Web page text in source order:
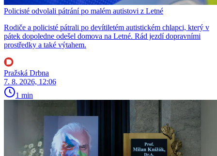
Policisté odvolali pátrání po malém autistovi z Letné
Rodiče a policisté pátrali po devítiletém autistickém chlapci, který v
pátek dopoledne odešel domova na Letné. Rád jezdí dopravními
prostředky a také výtahem.
Pražská Drbna
7. 8. 2026, 12:06
1 min